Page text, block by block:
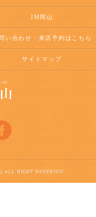
JM岡山
い合わせ・来店予約はこちら
サイトマップ
ALL RIGHT RESERVED.